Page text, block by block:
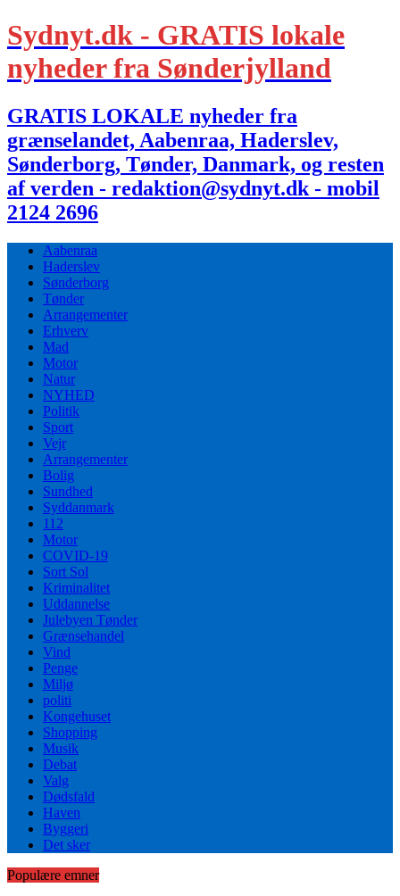
Sydnyt.dk - GRATIS lokale
nyheder fra Sønderjylland
GRATIS LOKALE nyheder fra
grænselandet, Aabenraa, Haderslev,
Sønderborg, Tønder, Danmark, og resten
af verden - redaktion@sydnyt.dk - mobil
2124 2696
Aabenraa
Haderslev
Sønderborg
Tønder
Arrangementer
Erhverv
Mad
Motor
Natur
NYHED
Politik
Sport
Vejr
Arrangementer
Bolig
Sundhed
Syddanmark
112
Motor
COVID-19
Sort Sol
Kriminalitet
Uddannelse
Julebyen Tønder
Grænsehandel
Vind
Penge
Miljø
politi
Kongehuset
Shopping
Musik
Debat
Valg
Dødsfald
Haven
Byggeri
Det sker
Populære emner